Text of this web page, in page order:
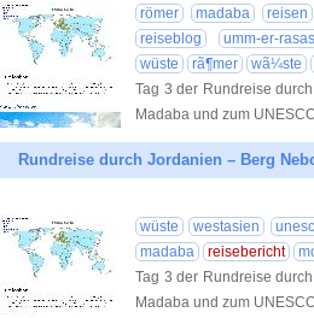
römer madaba reisen
reiseblog
umm-er-rasas
wüste
rã¶mer wã¼ste
Tag 3 der Rundreise
Madaba und zum
Rundreise durch Jordanien – Berg
wüste westasien
madaba
reisebericht
Tag 3 der Rundreise
Madaba und zum